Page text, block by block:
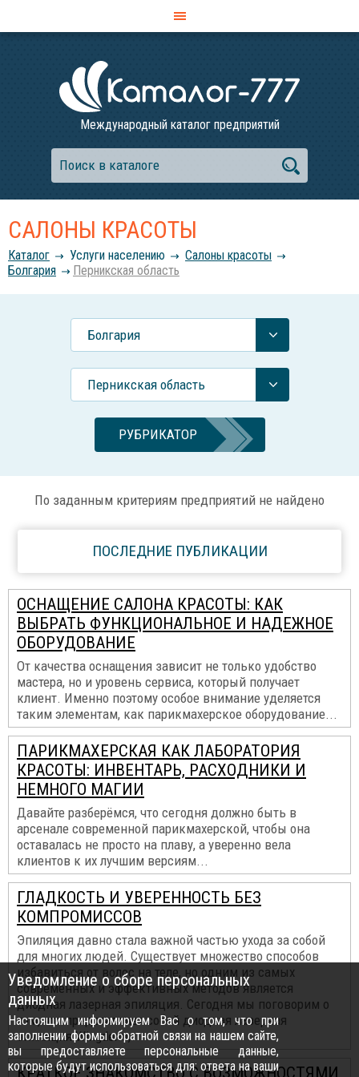
Международный каталог предприятий
САЛОНЫ КРАСОТЫ
Каталог Услуги населению
Салоны красоты
Болгария
Перникская область
Болгария
Перникская область
РУБРИКАТОР
По заданным критериям предприятий не найдено
ПОСЛЕДНИЕ ПУБЛИКАЦИИ
ОСНАЩЕНИЕ САЛОНА КРАСОТЫ: КАК
ВЫБРАТЬ ФУНКЦИОНАЛЬНОЕ И НАДЕЖНОЕ
ОБОРУДОВАНИЕ
От качества оснащения зависит не только удобство
мастера, но и уровень сервиса, который получает
клиент. Именно поэтому особое внимание уделяется
таким элементам, как парикмахерское оборудование...
ПАРИКМАХЕРСКАЯ КАК ЛАБОРАТОРИЯ
КРАСОТЫ: ИНВЕНТАРЬ, РАСХОДНИКИ И
НЕМНОГО МАГИИ
Давайте разберёмся, что сегодня должно быть в
арсенале современной парикмахерской, чтобы она
оставалась не просто на плаву, а уверенно вела
клиентов к их лучшим версиям...
ГЛАДКОСТЬ И УВЕРЕННОСТЬ БЕЗ
КОМПРОМИССОВ
Эпиляция давно стала важной частью ухода за собой
для многих людей. Существует множество способов
избавиться от волос на теле, но одним из самых
современных и эффективных методов является
диодная лазерная эпиляция. Сегодня мы поговорим о
том, что представляет собой диодная лазерная
эпиляция Wingderm,
КРАТКОЕ ЗНАКОМСТВО С ВОЗМОЖНОСТЯМИ
Уведомление о сборе персональных
данных
Настоящим информируем Вас о том, что при
заполнении формы обратной связи на нашем сайте,
вы предоставляете персональные данные,
которые будут использоваться для: ответа на ваши